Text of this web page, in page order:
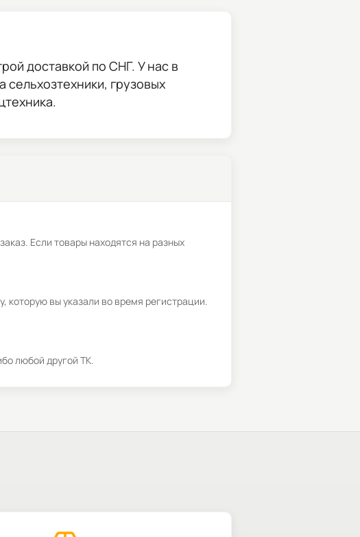
доставкой по СНГ. У нас в
сельхозтехники, грузовых
Если товары находятся на разных
которую вы указали во время регистрации.
любой другой ТК.